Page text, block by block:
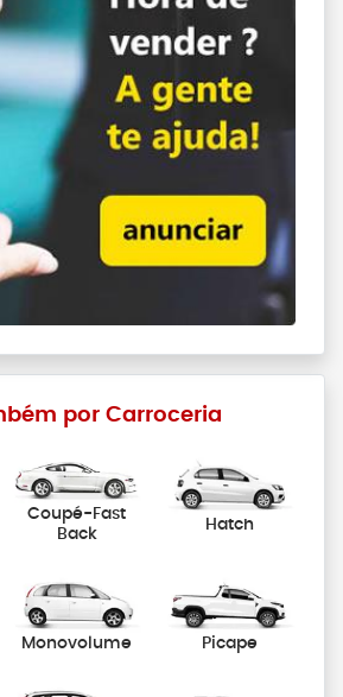
por Carroceria
Coupé-Fast
Back
Hatch
Monovolume Picape